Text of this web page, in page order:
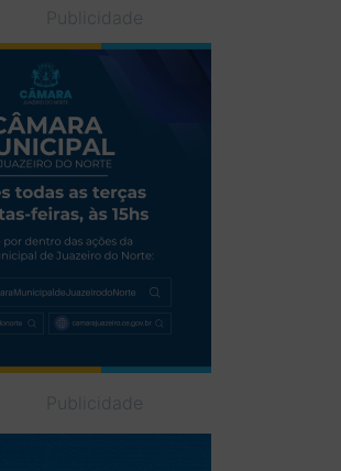
Publicidade
Publicidade